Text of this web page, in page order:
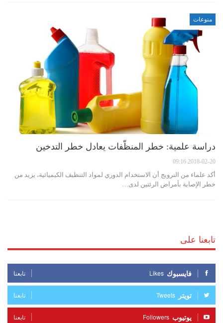
منوعات
دراسة علمية: خطر المنظّفات يعادل خطر التدخين
2018-02-20 09:16
أكد علماء من النرويج أن الاستخدام الدوري لمواد التنظيف الكيميائية، يزيد من
خطر الإصابة بأمراض الرئتين لدى…
تابعنا على
فايسبوك Likes تابعنا
تويتر Tweets تابعنا
يوتيوب Followers تابعنا